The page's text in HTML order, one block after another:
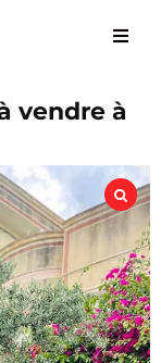
vendre à